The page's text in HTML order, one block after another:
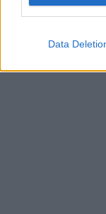
Data